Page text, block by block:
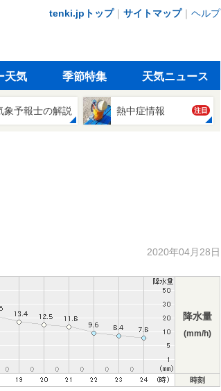
tenki.jpトップ｜ サイトマップ｜ ヘルプ
天気 季節特集 天気ニュース
象予報士の解説 熱中症情報 注目
2020年04月28日
降水量
(mm/h)
時刻